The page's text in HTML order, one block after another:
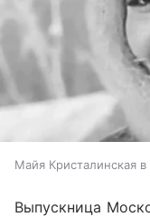
Майя Кристалинская
Выпускница